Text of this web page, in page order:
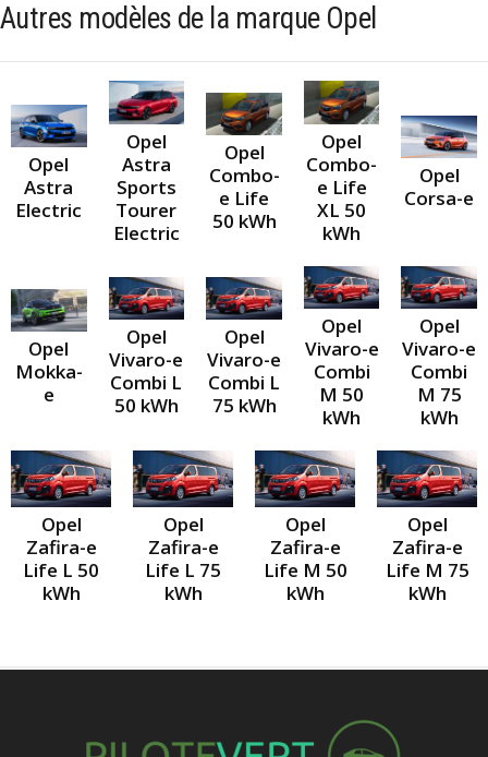
Autres modèles de la marque Opel
Opel
Astra
Electric
Opel
Astra
Sports
Tourer
Electric
Opel
Combo-
e Life
50 kWh
Opel
Combo-
e Life
XL 50
kWh
Opel
Corsa-e
Opel
Mokka-
e
Opel
Vivaro-e
Combi L
50 kWh
Opel
Vivaro-e
Combi L
75 kWh
Opel
Vivaro-e
Combi
M 50
kWh
Opel
Vivaro-e
Combi
M 75
kWh
Opel
Zafira-e
Life L 50
kWh
Opel
Zafira-e
Life L 75
kWh
Opel
Zafira-e
Life M 50
kWh
Opel
Zafira-e
Life M 75
kWh